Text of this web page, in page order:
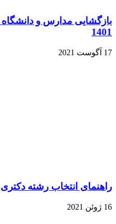
1401
17 آگوست 2021
راهنمای انتخاب رشته دکتری ۱۴۰۰
16 ژوئن 2021